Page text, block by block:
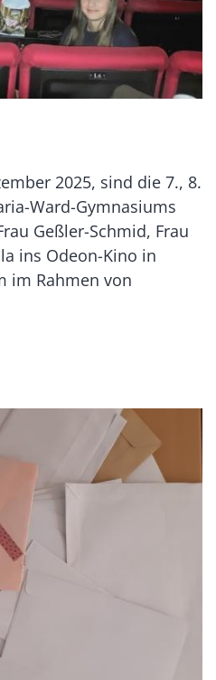
2025, sind die 7., 8.
Ward-Gymnasiums
Geßler-Schmid, Frau
ins Odeon-Kino in
im Rahmen von